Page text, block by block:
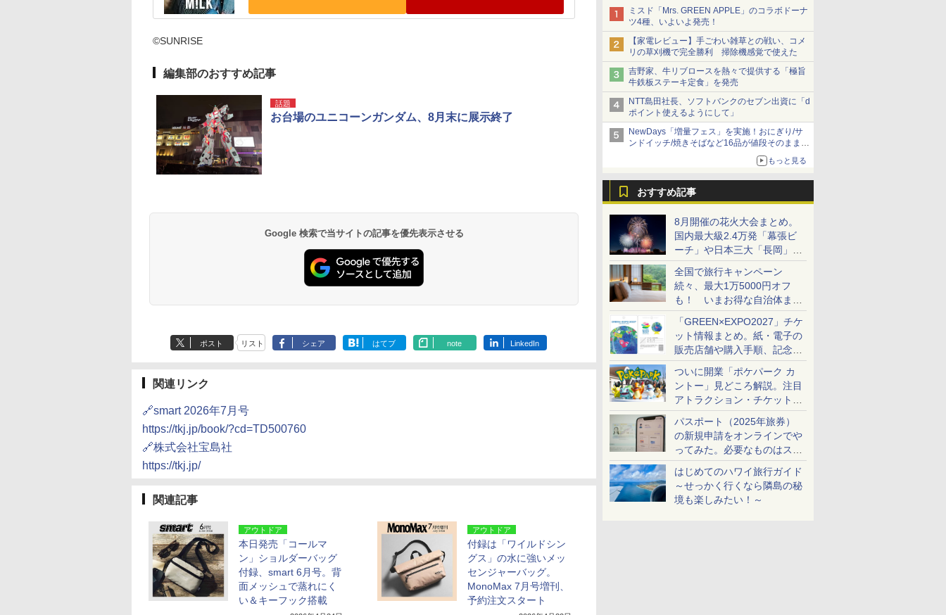
ミスド「Mrs. GREEN APPLE」のコラボドーナ
ツ4種、いよいよ発売！
【家電レビュー】手ごわい雑草との戦い、コメ
リの草刈機で完全勝利 掃除機感覚で使えた
吉野家、牛リブロースを熱々で提供する「極旨
牛鉄板ステーキ定食」を発売
NTT島田社長、ソフトバンクのセブン出資に「d
ポイント使えるようにして」
NewDays「増量フェス」を実施！おにぎり/サ
ンドイッチ/焼きそばなど16品が値段そのままで
もっと見る
おすすめ記事
8月開催の花火大会まとめ。
国内最大級2.4万発「幕張ビ
ーチ」や日本三大「長岡」な
ど大型イベント目白押し！
全国で旅行キャンペーン
続々、最大1万5000円オフ
も！ いまお得な自治体まと
め
「GREEN×EXPO2027」チケ
ット情報まとめ。紙・電子の
販売店舗や購入手順、記念チ
ケットも解説
ついに開業「ポケパーク カ
ントー」見どころ解説。注目
アトラクション・チケット手
配・来場前に必要な準備は？
パスポート（2025年旅券）
の新規申請をオンラインでや
ってみた。必要なものはスマ
ホとマイナカードのみ
はじめてのハワイ旅行ガイド
～せっかく行くなら隣島の秘
境も楽しみたい！～
©SUNRISE
編集部のおすすめ記事
話題
お台場のユニコーンガンダム、8月末に展示終了
Google 検索で当サイトの記事を優先表示させる
ポスト リスト シェア はてブ note LinkedIn
関連リンク
🔗smart 2026年7月号
https://tkj.jp/book/?cd=TD500760
🔗株式会社宝島社
https://tkj.jp/
関連記事
アウトドア
本日発売「コールマ
ン」ショルダーバッグ
付録、smart 6月号。背
面メッシュで蒸れにく
い＆キーフック搭載
アウトドア
付録は「ワイルドシン
グス」の水に強いメッ
センジャーバッグ。
MonoMax 7月号増刊、
予約注文スタート